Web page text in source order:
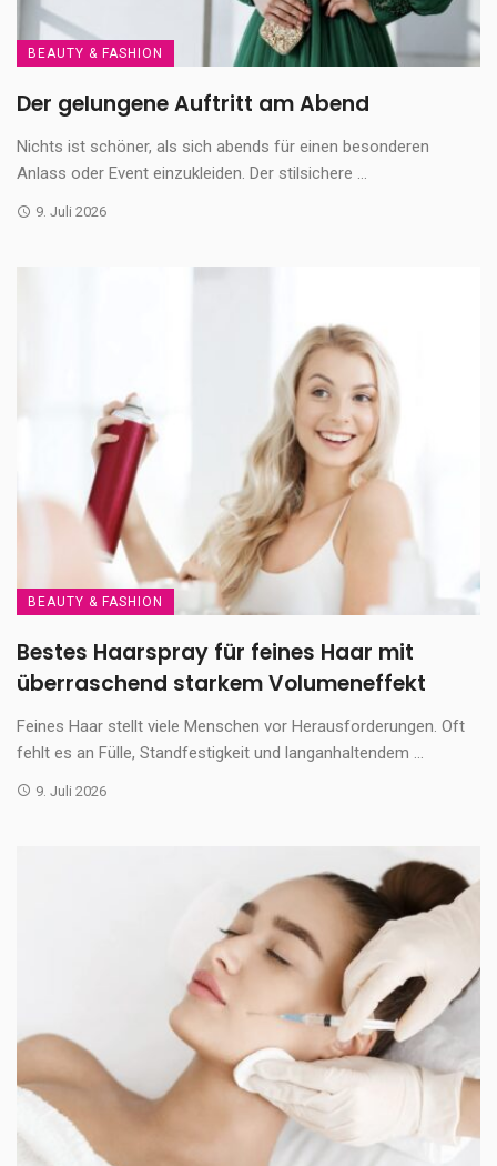
BEAUTY & FASHION
Der gelungene Auftritt am Abend
Nichts ist schöner, als sich abends für einen besonderen
Anlass oder Event einzukleiden. Der stilsichere ...
9. Juli 2026
BEAUTY & FASHION
Bestes Haarspray für feines Haar mit
überraschend starkem Volumeneffekt
Feines Haar stellt viele Menschen vor Herausforderungen. Oft
fehlt es an Fülle, Standfestigkeit und langanhaltendem ...
9. Juli 2026